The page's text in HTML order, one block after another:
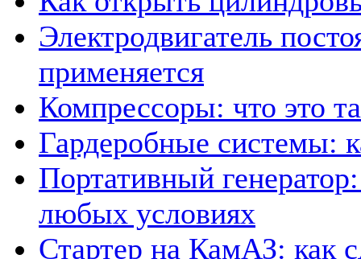
Электродвигатель
применяется
Компрессоры: что это
Гардеробные системы:
Портативный
любых условиях
Стартер на КамАЗ: как